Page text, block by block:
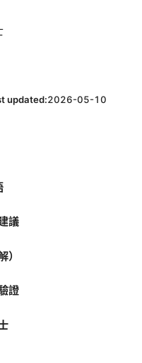
updated:2026-05-10
議
）
證